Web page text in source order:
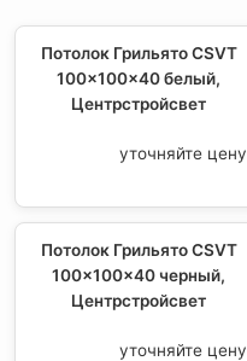
Потолок Грильято CSVT
100x100x40 белый,
Центрстройсвет
уточняйте цену
Потолок Грильято CSVT
100x100x40 черный,
Центрстройсвет
уточняйте цену